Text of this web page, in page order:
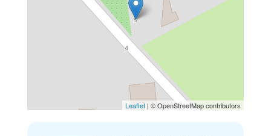
Leaflet | © OpenStreetMap contributors